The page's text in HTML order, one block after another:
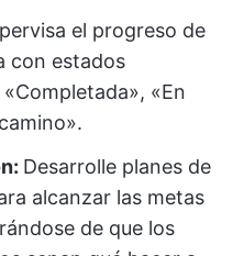
el progreso de
con estados
«En
Desarrolle planes de
alcanzar las metas
de que los